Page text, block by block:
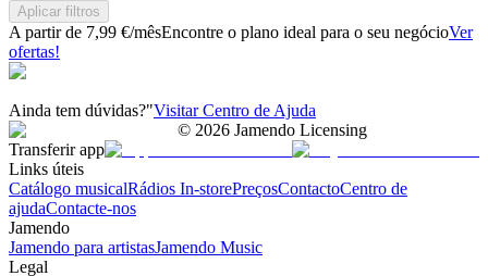
Aplicar filtros
A partir de 7,99 €/mêsEncontre o plano ideal para o seu negócioVer
ofertas!
Ainda tem dúvidas?"Visitar Centro de Ajuda
© 2026 Jamendo Licensing
Transferir app
Links úteis
Catálogo musicalRádios In-storePreçosContactoCentro de
ajudaContacte-nos
Jamendo
Jamendo para artistasJamendo Music
Legal